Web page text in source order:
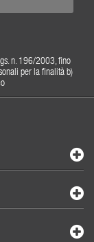
n. 196/2003, fino
per la finalità b)